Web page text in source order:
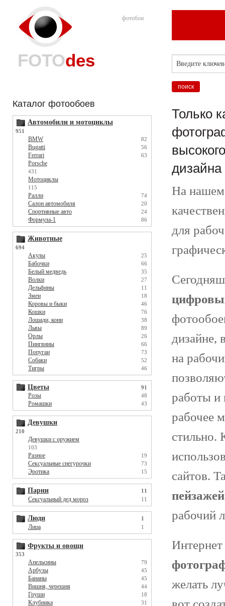
фотобои
FOTOdes
Каталог фотообоев
Автомобили и мотоциклы
951
BMW 82
Bugatti 56
Ferrari 63
Porsche
431
Мотоциклы
115
Ралли 74
Салон автомобиля 20
Спортивные авто 24
Формула-1 86
Животные
694
Акулы 25
Бабочки 66
Белый медведь 35
Волки 27
Дельфины 11
Змеи 18
Коровы и быки 46
Кошки 76
Лошади, кони 38
Львы 89
Орлы 26
Пингвины 66
Попугаи 73
Собаки 52
Тигры 46
Цветы 91
Розы 48
Ромашки 43
Девушки
210
Девушки с оружием
103
Разное 19
Сексуальные снегурочки 73
Эротика 15
Парни 11
Сексуальный дед мороз 11
Люди 1
Лица 1
Фрукты и овощи
353
Апельсины 79
Арбузы 45
Бананы 45
Вишня, черешня 44
Груши 18
Клубника 31
Только
дизайна
На нашем
для
дизайне,
на
работы и
рабочее
стильно.
сайтов.
пейзажей
рабочий
желать